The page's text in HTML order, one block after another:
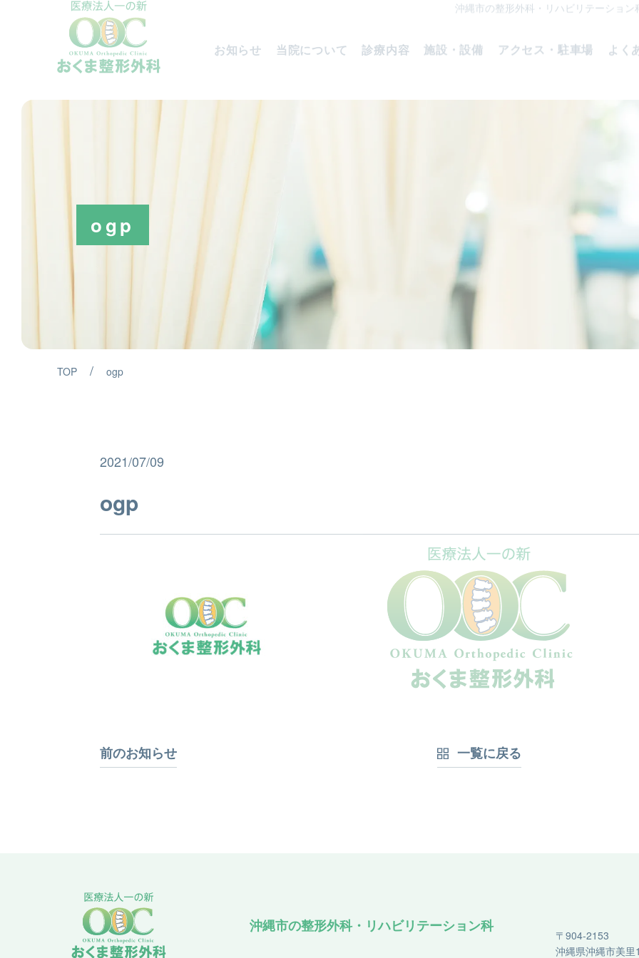
沖縄市の整形外科・リハビリテーション
お知らせ 当院について 診療内容 施設・設備 アクセス・駐車場 よく
ogp
TOP / ogp
2021/07/09
ogp
前のお知らせ 一覧に戻る
沖縄市の整形外科・リハビリテーション科
〒904-2153
沖縄県沖縄市美